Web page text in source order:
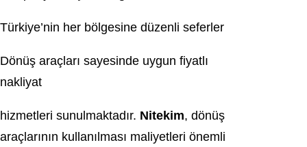
Türkiye’nin her bölgesine düzenli seferler
Dönüş araçları sayesinde uygun fiyatlı
nakliyat
hizmetleri sunulmaktadır. Nitekim, dönüş
araçlarının kullanılması maliyetleri önemli